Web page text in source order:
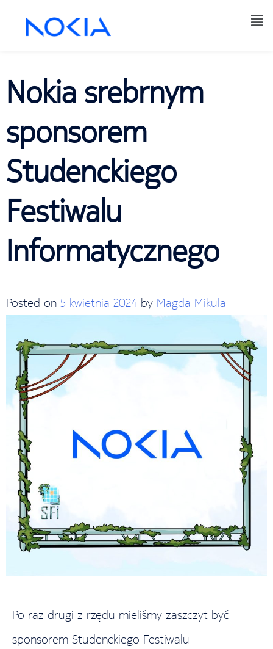
Nokia srebrnym
sponsorem
Studenckiego
Festiwalu
Informatycznego
Posted on 5 kwietnia 2024 by Magda Mikula
Po raz drugi z rzędu mieliśmy zaszczyt być
sponsorem Studenckiego Festiwalu